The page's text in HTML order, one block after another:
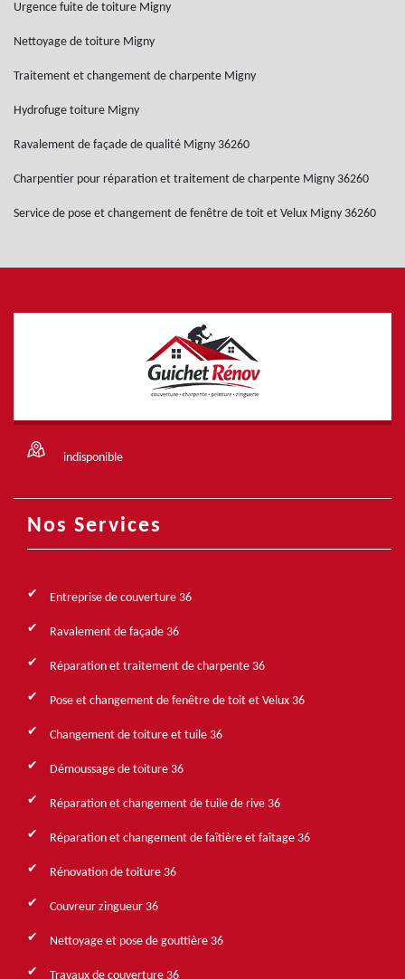
Urgence fuite de toiture Migny
Nettoyage de toiture Migny
Traitement et changement de charpente Migny
Hydrofuge toiture Migny
Ravalement de façade de qualité Migny 36260
Charpentier pour réparation et traitement de charpente Migny 36260
Service de pose et changement de fenêtre de toit et Velux Migny 36260
indisponible
Nos Services
Entreprise de couverture 36
Ravalement de façade 36
Réparation et traitement de charpente 36
Pose et changement de fenêtre de toit et Velux 36
Changement de toiture et tuile 36
Démoussage de toiture 36
Réparation et changement de tuile de rive 36
Réparation et changement de faîtière et faîtage 36
Rénovation de toiture 36
Couvreur zingueur 36
Nettoyage et pose de gouttière 36
Travaux de couverture 36